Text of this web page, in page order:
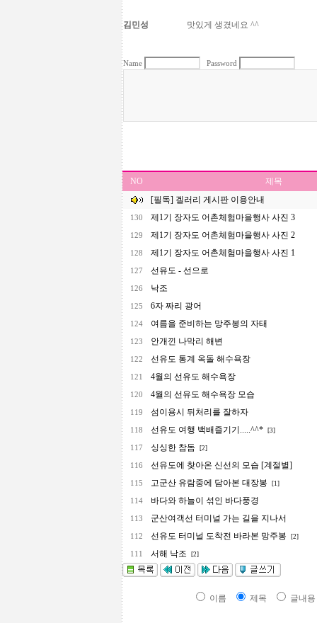
김민성 맛있게 생겼네요 ^^
Name Password
NO
제목
[필독] 겔러리 게시판 이용안내
130 제1기 장자도 어촌체험마을행사 사진 3
129 제1기 장자도 어촌체험마을행사 사진 2
128 제1기 장자도 어촌체험마을행사 사진 1
127 선유도 - 선으로
126 낙조
125 6자 짜리 광어
124 여름을 준비하는 망주봉의 자태
123 안개낀 나막리 해변
122 선유도 통계 옥돌 해수욕장
121 4월의 선유도 해수욕장
120 4월의 선유도 해수욕장 모습
119 섬이용시 뒤처리를 잘하자
118 선유도 여행 백배즐기기.....^^* [3]
117 싱싱한 참돔 [2]
116 선유도에 찾아온 신선의 모습 [계절별]
115 고군산 유람중에 담아본 대장봉 [1]
114 바다와 하늘이 섞인 바다풍경
113 군산여객선 터미널 가는 길을 지나서
112 선유도 터미널 도착전 바라본 망주봉 [2]
111 서해 낙조 [2]
이름 제목 글내